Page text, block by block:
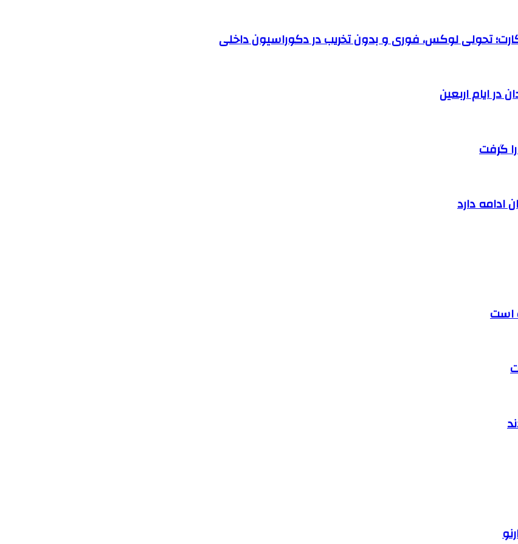
تحولی لوکس، فوری و بدون تخریب در دکوراسیون داخلی
گرفت
ادامه دارد
است